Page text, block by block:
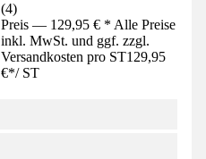
(4)
Preis — 129,95 € * Alle Preise
inkl. MwSt. und ggf. zzgl.
Versandkosten pro ST129,95
€*/ ST